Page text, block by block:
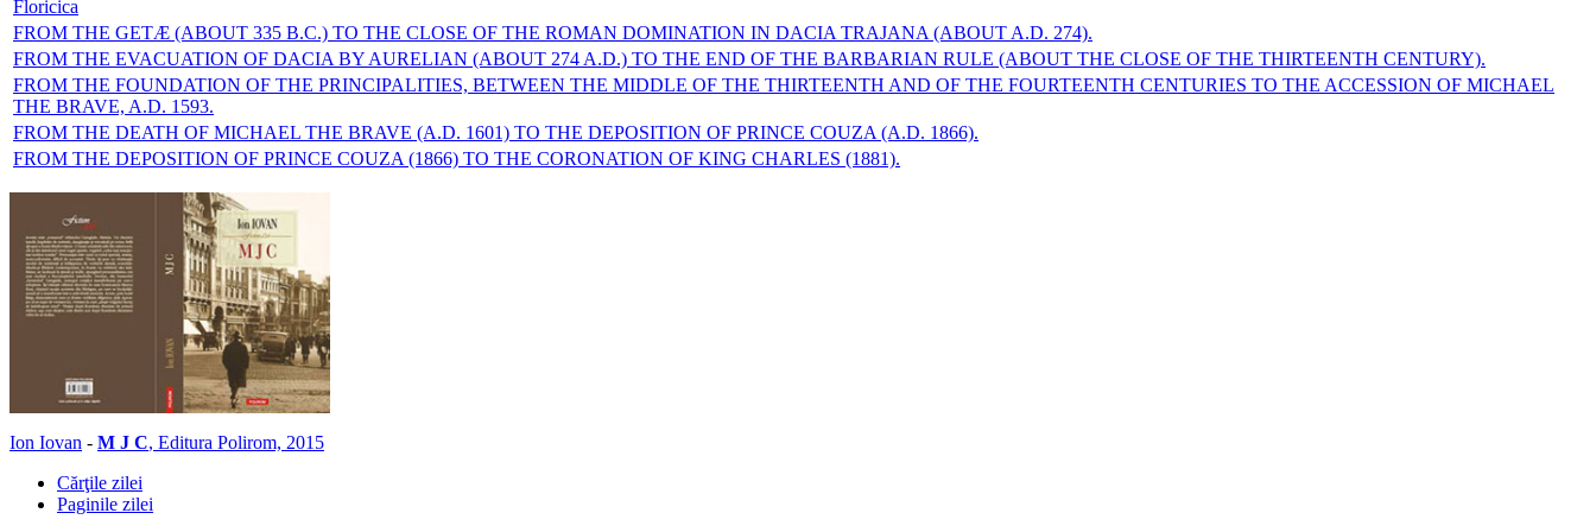
Floricica
FROM THE GETÆ (ABOUT 335 B.C.) TO THE CLOSE OF THE ROMAN DOMINATION IN DACIA TRAJANA (ABOUT A.D. 274).
FROM THE EVACUATION OF DACIA BY AURELIAN (ABOUT 274 A.D.) TO THE END OF THE BARBARIAN RULE (ABOUT THE CLOSE OF THE THIRTEENTH CENTURY).
FROM THE FOUNDATION OF THE PRINCIPALITIES, BETWEEN THE MIDDLE OF THE THIRTEENTH AND OF THE FOURTEENTH CENTURIES TO THE ACCESSION OF MICHAEL
THE BRAVE, A.D. 1593.
FROM THE DEATH OF MICHAEL THE BRAVE (A.D. 1601) TO THE DEPOSITION OF PRINCE COUZA (A.D. 1866).
FROM THE DEPOSITION OF PRINCE COUZA (1866) TO THE CORONATION OF KING CHARLES (1881).
Ion Iovan - M J C, Editura Polirom, 2015
Cărţile zilei
Paginile zilei